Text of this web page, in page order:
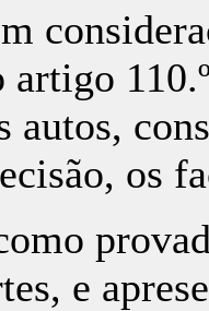
autos,
os
e